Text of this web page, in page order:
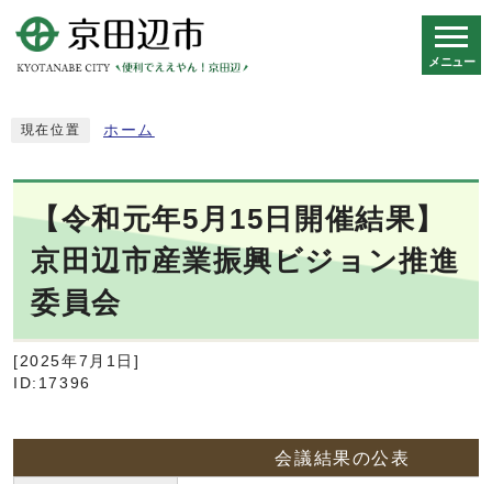
メニュー
現在位置 ホーム
【令和元年5月15日開催結果】
京田辺市産業振興ビジョン推進
委員会
[2025年7月1日]
ID:17396
会議結果の公表